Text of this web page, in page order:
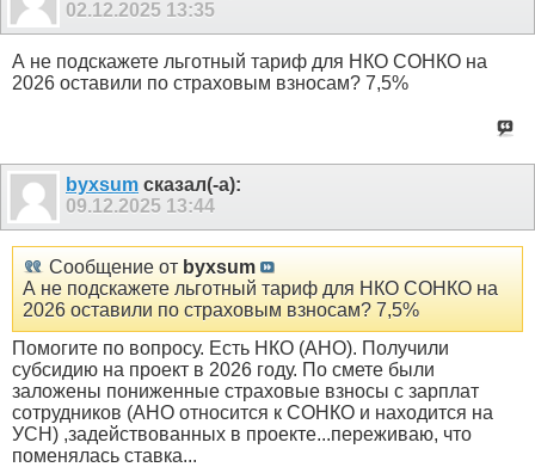
02.12.2025 13:35
А не подскажете льготный тариф для НКО СОНКО на
2026 оставили по страховым взносам? 7,5%
byxsum сказал(-а):
09.12.2025 13:44
Сообщение от byxsum
А не подскажете льготный тариф для НКО СОНКО на
2026 оставили по страховым взносам? 7,5%
Помогите по вопросу. Есть НКО (АНО). Получили
субсидию на проект в 2026 году. По смете были
заложены пониженные страховые взносы с зарплат
сотрудников (АНО относится к СОНКО и находится на
УСН) ,задействованных в проекте...переживаю, что
поменялась ставка...